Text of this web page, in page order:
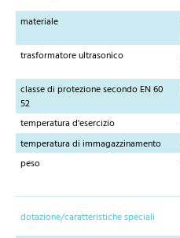
materiale
trasformatore ultrasonico
classe di protezione secondo EN 60
52
temperatura d'esercizio
temperatura di immagazzinamento
peso
dotazione/caratteristiche speciali